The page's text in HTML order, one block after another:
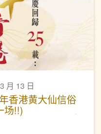
月 13 日
香港黄大仙信俗
场!!)